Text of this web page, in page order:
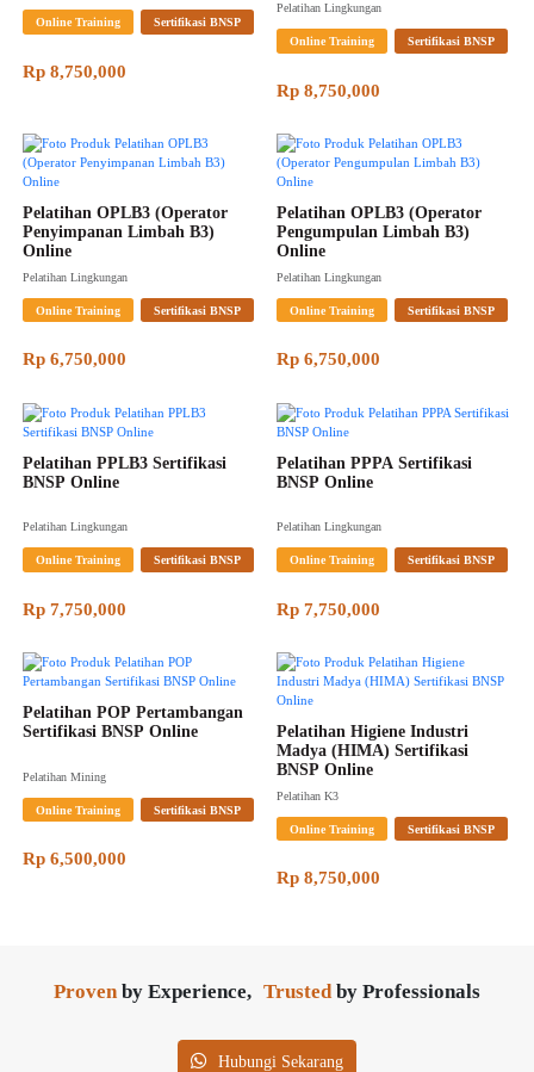
Online Training Sertifikasi BNSP
Rp 8,750,000
Pelatihan Lingkungan
Online Training Sertifikasi BNSP
Rp 8,750,000
Pelatihan OPLB3 (Operator
Penyimpanan Limbah B3)
Online
Pelatihan Lingkungan
Online Training Sertifikasi BNSP
Rp 6,750,000
Pelatihan OPLB3 (Operator
Pengumpulan Limbah B3)
Online
Pelatihan Lingkungan
Online Training Sertifikasi BNSP
Rp 6,750,000
Pelatihan PPLB3 Sertifikasi
BNSP Online
Pelatihan Lingkungan
Online Training Sertifikasi BNSP
Rp 7,750,000
Pelatihan PPPA Sertifikasi
BNSP Online
Pelatihan Lingkungan
Online Training Sertifikasi BNSP
Rp 7,750,000
Pelatihan POP Pertambangan
Sertifikasi BNSP Online
Pelatihan Mining
Online Training Sertifikasi BNSP
Rp 6,500,000
Pelatihan Higiene Industri
Madya (HIMA) Sertifikasi
BNSP Online
Pelatihan K3
Online Training Sertifikasi BNSP
Rp 8,750,000
Provenby Experience, Trustedby Professionals
Hubungi Sekarang